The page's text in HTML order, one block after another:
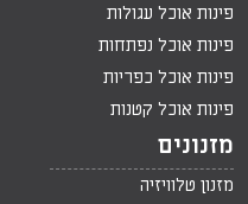
פינות אוכל עגולות
פינות אוכל נפתחות
פינות אוכל כפריות
פינות אוכל קטנות
מזנונים
מזנון טלוויזיה